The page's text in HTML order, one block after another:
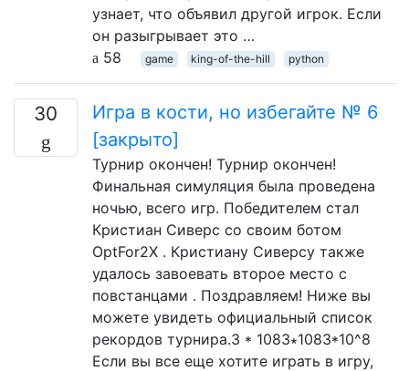
узнает, что объявил другой игрок. Если
он разыгрывает это …
58
game king-of-the-hill python
30
Игра в кости, но избегайте № 6
[закрыто]
Турнир окончен! Турнир окончен!
Финальная симуляция была проведена
ночью, всего игр. Победителем стал
Кристиан Сиверс со своим ботом
OptFor2X . Кристиану Сиверсу также
удалось завоевать второе место с
повстанцами . Поздравляем! Ниже вы
можете увидеть официальный список
рекордов турнира.3 * 1083∗1083*10^8
Если вы все еще хотите играть в игру,